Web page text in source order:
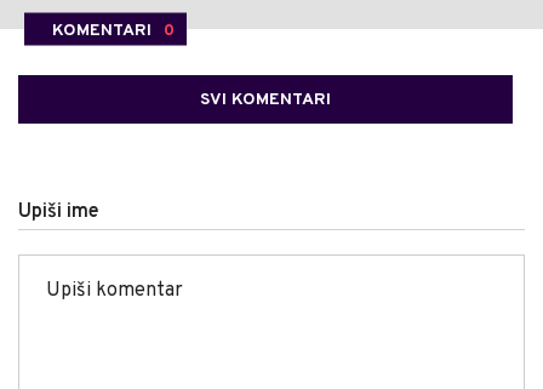
KOMENTARI 0
SVI KOMENTARI
Upiši ime